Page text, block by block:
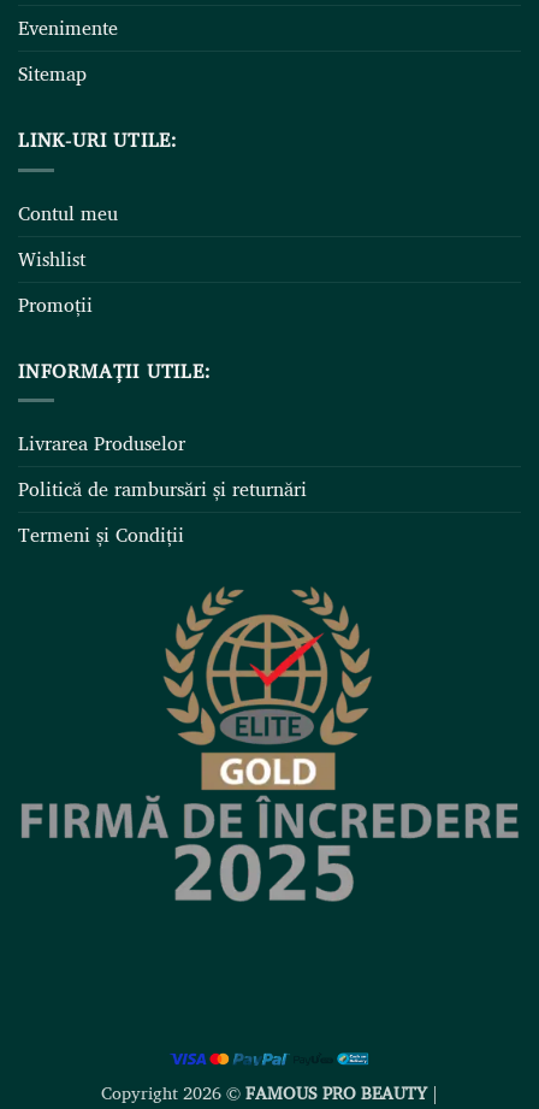
Evenimente
Sitemap
LINK-URI UTILE:
Contul meu
Wishlist
Promoții
INFORMAȚII UTILE:
Livrarea Produselor
Politică de rambursări și returnări
Termeni și Condiții
Copyright 2026 ©FAMOUS PRO BEAUTY|